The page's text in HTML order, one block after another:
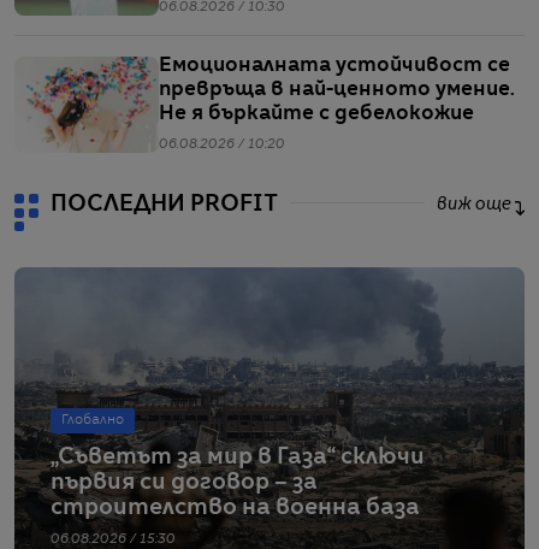
06.08.2026 / 10:30
Емоционалната устойчивост се
превръща в най-ценното умение.
Не я бъркайте с дебелокожие
06.08.2026 / 10:20
ПОСЛЕДНИ PROFIT виж още
Глобално
„Съветът за мир в Газа“ сключи
първия си договор – за
строителство на военна база
06.08.2026 / 15:30